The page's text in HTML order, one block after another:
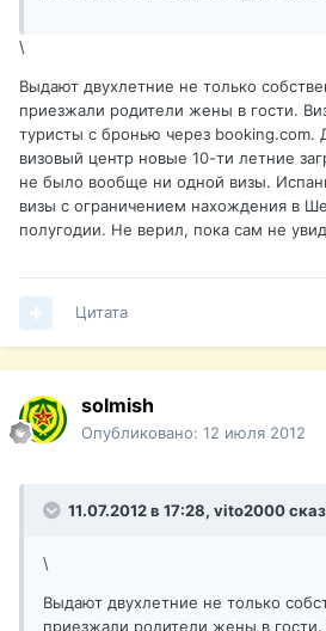
\
Выдают двухлетние не только
приезжали родители жены в гости.
туристы с бронью через booking.com.
визовый центр новые 10-ти летние
не было вообще ни одной визы.
визы с ограничением нахождения в
полугодии. Не верил, пока сам не
Цитата
solmish
Опубликовано: 12 июля 2012
11.07.2012 в 17:28, vito2000
\
Выдают двухлетние не только
приезжали родители жены в